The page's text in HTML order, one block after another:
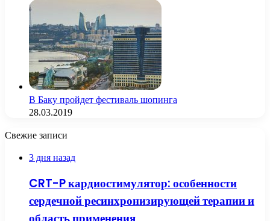
В Баку пройдет фестиваль шопинга
28.03.2019
Свежие записи
3 дня назад
CRT-P кардиостимулятор: особенности
сердечной ресинхронизирующей терапии и